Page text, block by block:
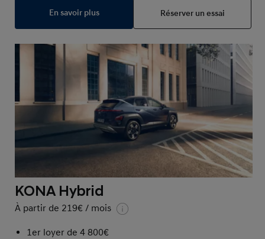
En savoir plus Réserver un essai
KONA Hybrid
À partir de 219€ / mois
1er loyer de 4 800€